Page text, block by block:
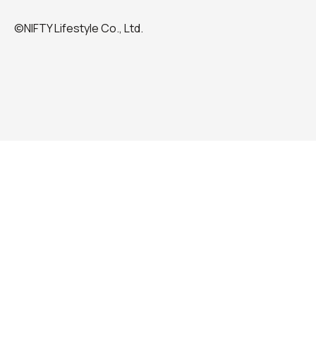
©NIFTY Lifestyle Co., Ltd.